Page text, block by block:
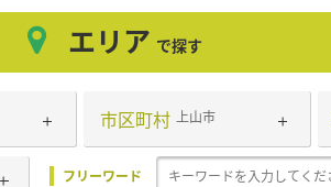
エリア で探す
市区町村 上山市
フリーワード